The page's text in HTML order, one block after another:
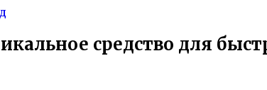
средство для